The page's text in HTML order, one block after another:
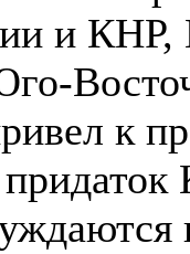
и КНР,
к